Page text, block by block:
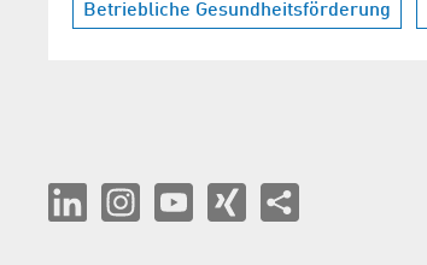
Betriebliche Gesundheitsförderung